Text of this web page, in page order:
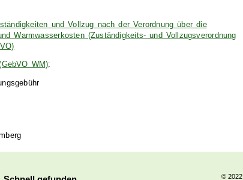
und Vollzug nach der Verordnung über die
Warmwasserkosten (Zuständigkeits- und Vollzugsverordnung
WM):
© 2022